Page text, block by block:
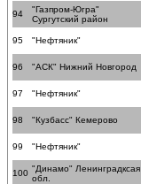
94
"Газпром-Югра"
Сургутский район
95 "Нефтяник"
96 "АСК" Нижний Новгород
97 "Нефтяник"
98 "Кузбасс" Кемерово
99 "Нефтяник"
100 "Динамо" Ленинградксая
обл.